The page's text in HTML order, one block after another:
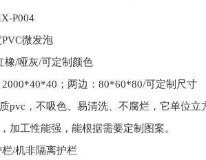
P004
微发泡
橡/哑灰/可定制颜色
2000*40*40；两边：80*60*80/可定制尺寸
pvc，不吸色、易清洗、不腐烂，它单位
加工性能强，能根据需要定制图案。
/机非隔离护栏